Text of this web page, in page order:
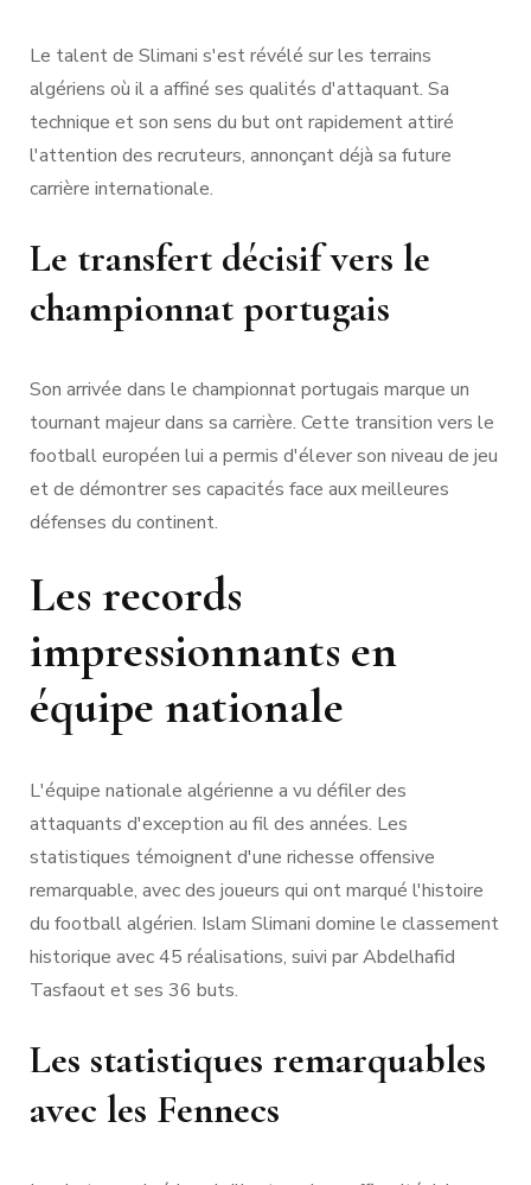
Le talent de Slimani s'est révélé sur les terrains
algériens où il a affiné ses qualités d'attaquant. Sa
technique et son sens du but ont rapidement attiré
l'attention des recruteurs, annonçant déjà sa future
carrière internationale.
Le transfert décisif vers le
championnat portugais
Son arrivée dans le championnat portugais marque un
tournant majeur dans sa carrière. Cette transition vers le
football européen lui a permis d'élever son niveau de jeu
et de démontrer ses capacités face aux meilleures
défenses du continent.
Les records
impressionnants en
équipe nationale
L'équipe nationale algérienne a vu défiler des
attaquants d'exception au fil des années. Les
statistiques témoignent d'une richesse offensive
remarquable, avec des joueurs qui ont marqué l'histoire
du football algérien. Islam Slimani domine le classement
historique avec 45 réalisations, suivi par Abdelhafid
Tasfaout et ses 36 buts.
Les statistiques remarquables
avec les Fennecs